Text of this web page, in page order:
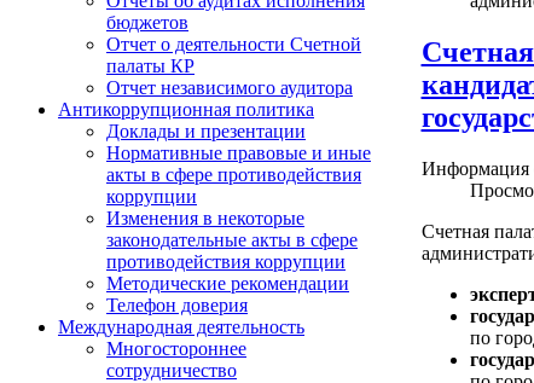
бюджетов
Отчет о деятельности Счетной
палаты КР
Отчет независимого аудитора
Антикоррупционная политика
Доклады и презентации
Нормативные правовые и иные
акты в сфере противодействия
коррупции
Изменения в некоторые
законодательные акты в сфере
противодействия коррупции
Методические рекомендации
Телефон доверия
Международная деятельность
Многостороннее
сотрудничество
Информация
Счетная
по